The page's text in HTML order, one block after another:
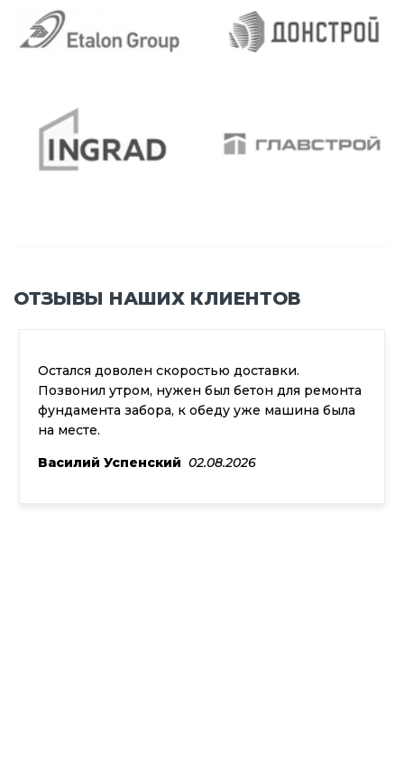
ОТЗЫВЫ НАШИХ КЛИЕНТОВ
Остался доволен скоростью доставки.
Позвонил утром, нужен был бетон для ремонта
фундамента забора, к обеду уже машина была
на месте.
Василий Успенский 02.08.2026